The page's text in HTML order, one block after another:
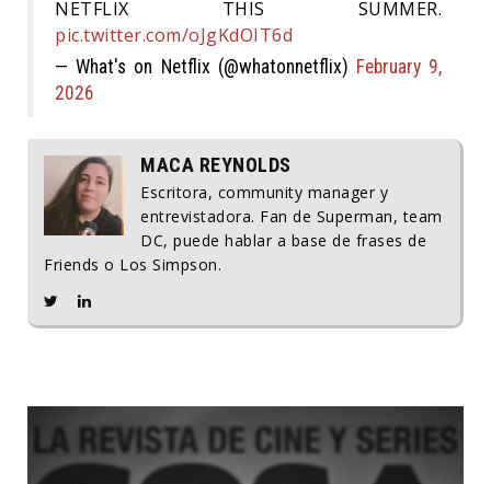
NETFLIX THIS SUMMER.
pic.twitter.com/oJgKdOIT6d
— What's on Netflix (@whatonnetflix) February 9,
2026
MACA REYNOLDS
Escritora, community manager y
entrevistadora. Fan de Superman, team
DC, puede hablar a base de frases de
Friends o Los Simpson.